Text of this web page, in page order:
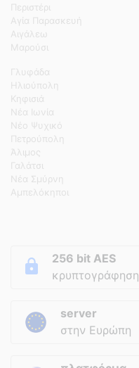
Περιστέρι
Αγία Παρασκευή
Αιγάλεω
Μαρούσι
Γλυφάδα
Ηλιούπολη
Κηφισιά
Νέα Ιωνία
Νέο Ψυχικό
Πετρούπολη
Άλιμος
Γαλάτσι
Νέα Σμύρνη
Αμπελόκηποι
256 bit AES
κρυπτογράφηση
server
στην Ευρώπη